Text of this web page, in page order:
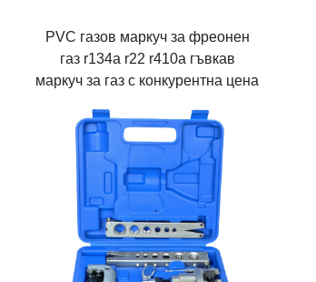
PVC газов маркуч за фреонен
газ r134a r22 r410a гъвкав
маркуч за газ с конкурентна цена